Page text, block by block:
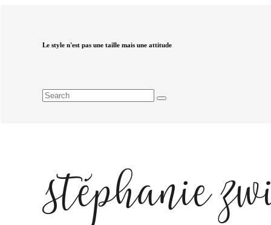
Le style n'est pas une taille mais une attitude